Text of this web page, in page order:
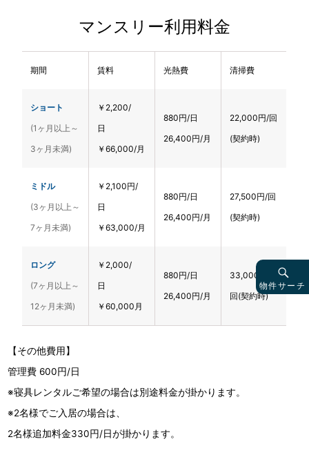
マンスリー利用料金
期間 賃料 光熱費 清掃費
ショート
(1ヶ月以上～
3ヶ月未満)
￥2,200/
日
￥66,000/月
880円/日
26,400円/月
22,000円/回
(契約時)
ミドル
(3ヶ月以上～
7ヶ月未満)
￥2,100円/
日
￥63,000/月
880円/日
26,400円/月
27,500円/回
(契約時)
ロング
(7ヶ月以上～
12ヶ月未満)
￥2,000/
日
￥60,000月
880円/日
26,400円/月
33,000円/
回(契約時)
【その他費用】
管理費 600円/日
※寝具レンタルご希望の場合は別途料金が掛かります。
※2名様でご入居の場合は、
2名様追加料金330円/日が掛かります。
物件サーチ